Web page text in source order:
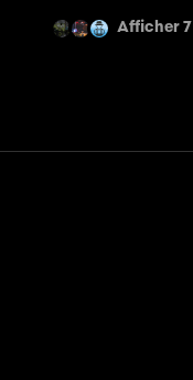
Afficher 7